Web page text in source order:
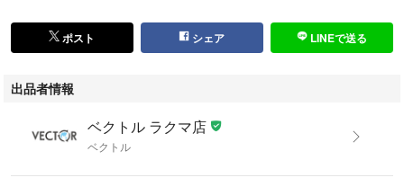
ポスト シェア LINEで送る
出品者情報
ベクトル ラクマ店
ベクトル